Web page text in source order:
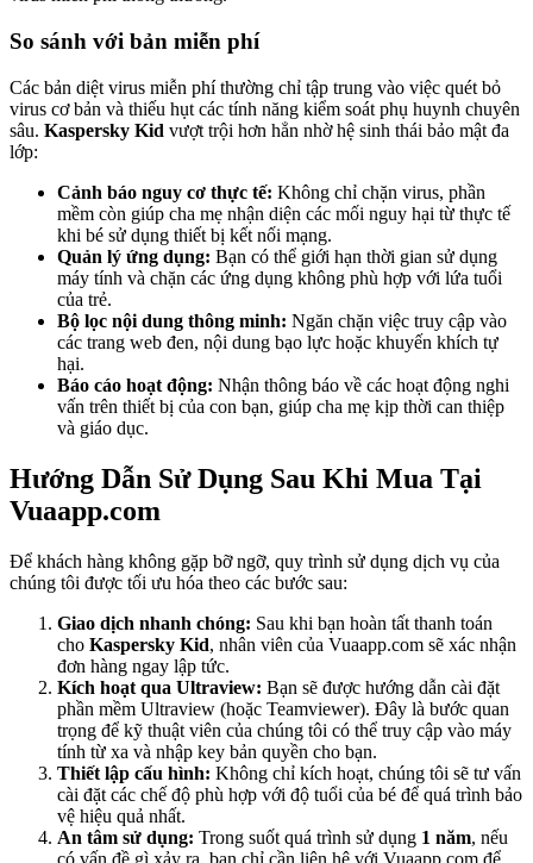
So sánh với bản miễn phí
Các bản diệt virus miễn phí thường chỉ tập trung vào việc quét bỏ
virus cơ bản và thiếu hụt các tính năng kiểm soát phụ huynh chuyên
sâu. Kaspersky Kid vượt trội hơn hẳn nhờ hệ sinh thái bảo mật đa
lớp:
Cảnh báo nguy cơ thực tế: Không chỉ chặn virus, phần
mềm còn giúp cha mẹ nhận diện các mối nguy hại từ thực tế
khi bé sử dụng thiết bị kết nối mạng.
Quản lý ứng dụng: Bạn có thể giới hạn thời gian sử dụng
máy tính và chặn các ứng dụng không phù hợp với lứa tuổi
của trẻ.
Bộ lọc nội dung thông minh: Ngăn chặn việc truy cập vào
các trang web đen, nội dung bạo lực hoặc khuyến khích tự
hại.
Báo cáo hoạt động: Nhận thông báo về các hoạt động nghi
vấn trên thiết bị của con bạn, giúp cha mẹ kịp thời can thiệp
và giáo dục.
Hướng Dẫn Sử Dụng Sau Khi Mua Tại
Vuaapp.com
Để khách hàng không gặp bỡ ngỡ, quy trình sử dụng dịch vụ của
chúng tôi được tối ưu hóa theo các bước sau:
Giao dịch nhanh chóng: Sau khi bạn hoàn tất thanh toán
cho Kaspersky Kid, nhân viên của Vuaapp.com sẽ xác nhận
đơn hàng ngay lập tức.
Kích hoạt qua Ultraview: Bạn sẽ được hướng dẫn cài đặt
phần mềm Ultraview (hoặc Teamviewer). Đây là bước quan
trọng để kỹ thuật viên của chúng tôi có thể truy cập vào máy
tính từ xa và nhập key bản quyền cho bạn.
Thiết lập cấu hình: Không chỉ kích hoạt, chúng tôi sẽ tư vấn
cài đặt các chế độ phù hợp với độ tuổi của bé để quá trình bảo
vệ hiệu quả nhất.
An tâm sử dụng: Trong suốt quá trình sử dụng 1 năm, nếu
có vấn đề gì xảy ra, bạn chỉ cần liên hệ với Vuaapp.com để